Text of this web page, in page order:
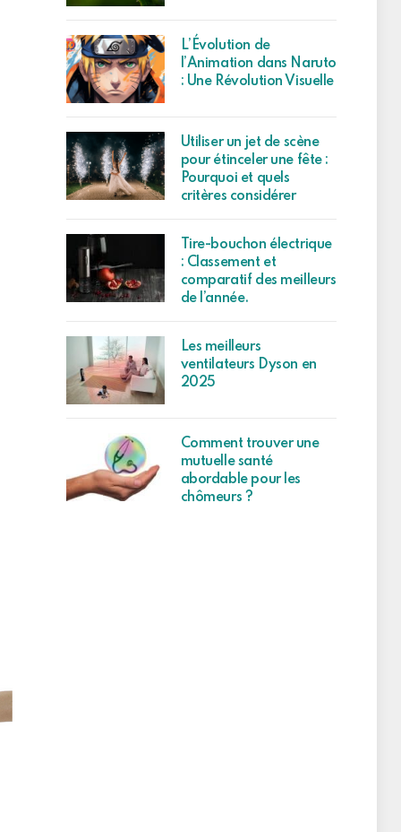
L’Évolution de
l’Animation dans Naruto
: Une Révolution Visuelle
Utiliser un jet de scène
pour étinceler une fête :
Pourquoi et quels
critères considérer
Tire-bouchon électrique
: Classement et
comparatif des meilleurs
de l’année.
Les meilleurs
ventilateurs Dyson en
2025
Comment trouver une
mutuelle santé
abordable pour les
chômeurs ?